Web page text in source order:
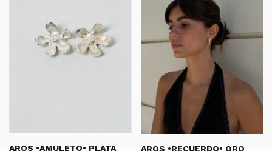
AROS •AMULETO• PLATA AROS •RECUERDO• ORO